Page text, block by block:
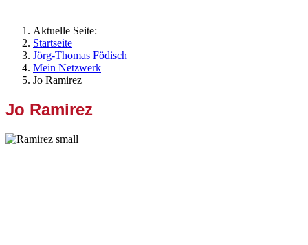
Aktuelle Seite:
Startseite
Jörg-Thomas Födisch
Mein Netzwerk
Jo Ramirez
Jo Ramirez